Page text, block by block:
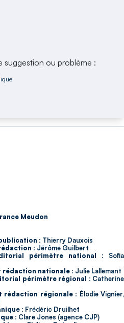
ou problème :
Meudon
: Thierry Dauxois
: Jérôme Guilbert
périmètre national : Sofia
nationale : Julie Lallemant
périmètre régional : Catherine
rédaction régionale : Élodie Vignier,
: Frédéric Druilhet
: Clare Jones (agence CJP)